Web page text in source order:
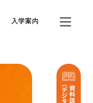
入学案内